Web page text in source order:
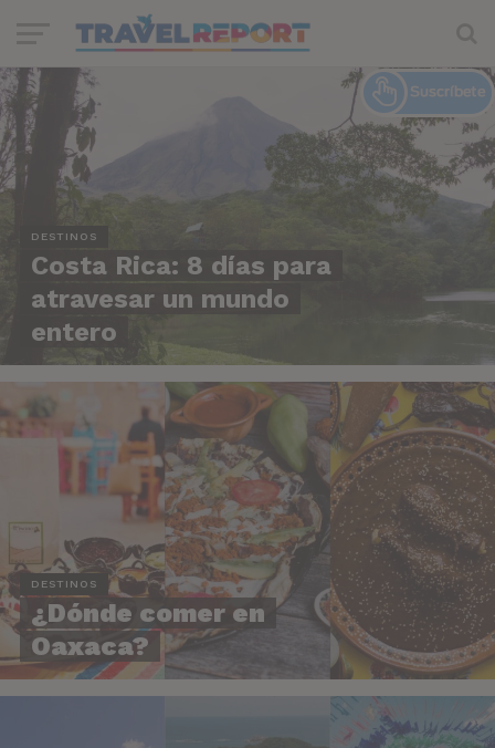
DESTINOS
Costa Rica: 8 días para
atravesar un mundo
entero
DESTINOS
¿Dónde comer en
Oaxaca?